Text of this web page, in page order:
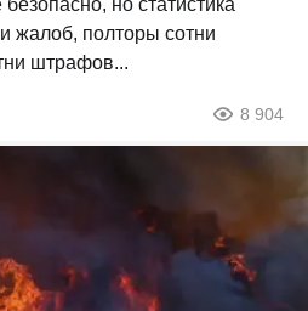
жалоб, полторы сотни
штрафов...
8 904